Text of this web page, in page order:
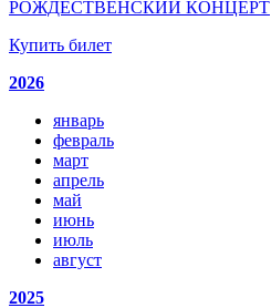
РОЖДЕСТВЕНСКИЙ КОНЦЕРТ
Купить билет
2026
январь
февраль
март
апрель
май
июнь
июль
август
2025